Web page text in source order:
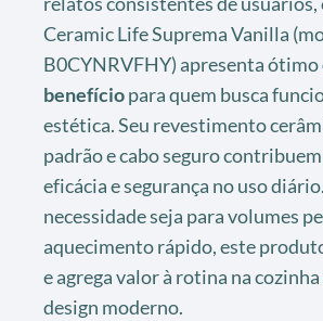
Ceramic Life Suprema Vanilla
B0CYNRVFHY) apresenta ótimo
benefíciopara quem busca
estética. Seu revestimento
padrão e cabo seguro
eficácia e segurança no uso
necessidade seja para volumes
aquecimento rápido, este
e agrega valor à rotina na
design moderno.